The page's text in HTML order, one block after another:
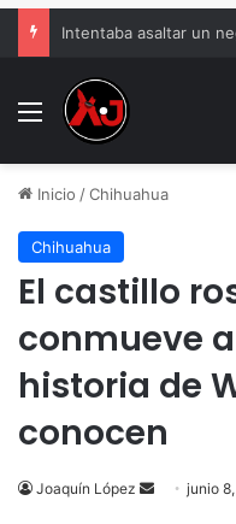
Menu
Inicio /Chihuahua
Chihuahua
El castillo
conmueve
historia de
conocen
Joaquín López
Sendjunio